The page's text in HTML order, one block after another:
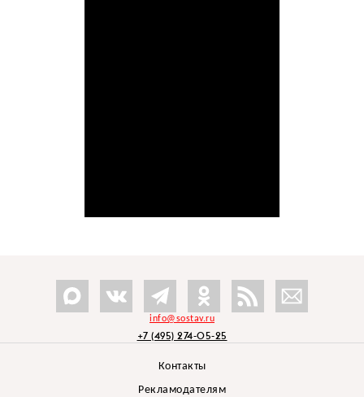
info@sostav.ru
+7 (495) 274-05-25
Контакты
Рекламодателям